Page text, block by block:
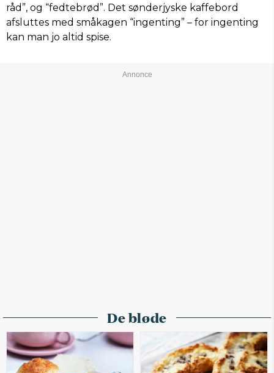
råd”, og “fedtebrød”. Det sønderjyske kaffebord
afsluttes med småkagen “ingenting” – for ingenting
kan man jo altid spise.
De bløde